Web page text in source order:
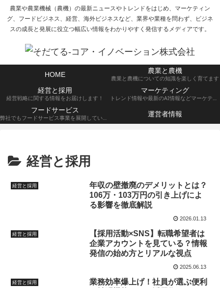
農業や農業機械（農機）の最新ニュースやトレンドをはじめ、マーケティン
グ、フードビジネス、経営、海外ビジネスなど、業界や業種を問わず、ビジネ
スの成長と発展に役立つ幅広い情報をわかりやすく発信するメディアです。
HOME 農業と農機
農業と農機についての知識を楽しく育てます
経営と採用
経営戦略に関する情報をお届けします！
マーケティング
フードサービス 運営者情報
経営と採用
経営と採用
年収の壁撤廃のデメリットとは？
106万・103万円の引き上げによ
る影響を徹底解説
2026.01.13
経営と採用
【採用活動×SNS】転職希望者は
企業アカウントを見ている？情報
発信の始め方とリアルな視点
2025.06.13
経営と採用
業務効率爆上げ！社員が選ぶ便利